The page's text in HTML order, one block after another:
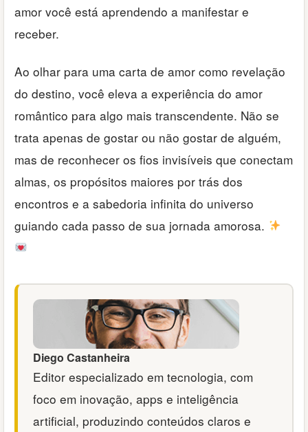
amor você está aprendendo a manifestar e
receber.
Ao olhar para uma carta de amor como revelação
do destino, você eleva a experiência do amor
romântico para algo mais transcendente. Não se
trata apenas de gostar ou não gostar de alguém,
mas de reconhecer os fios invisíveis que conectam
almas, os propósitos maiores por trás dos
encontros e a sabedoria infinita do universo
guiando cada passo de sua jornada amorosa.
Diego Castanheira
Editor especializado em tecnologia, com
foco em inovação, apps e inteligência
artificial, produzindo conteúdos claros e